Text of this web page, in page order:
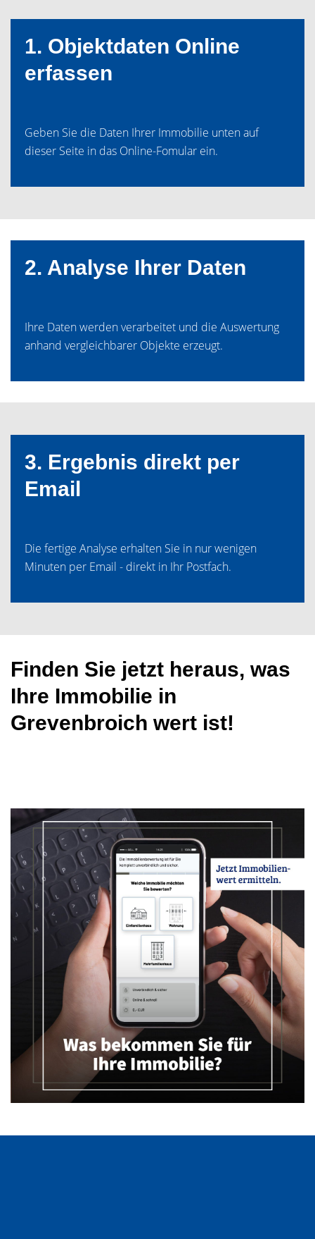
1. Objektdaten Online
erfassen
Geben Sie die Daten Ihrer Immobilie unten auf
dieser Seite in das Online-Fomular ein.
2. Analyse Ihrer Daten
Ihre Daten werden verarbeitet und die Auswertung
anhand vergleichbarer Objekte erzeugt.
3. Ergebnis direkt per
Email
Die fertige Analyse erhalten Sie in nur wenigen
Minuten per Email - direkt in Ihr Postfach.
Finden Sie jetzt heraus, was
Ihre Immobilie in
Grevenbroich wert ist!